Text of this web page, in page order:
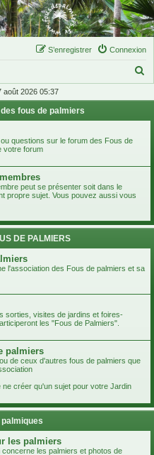
Connexion
S’enregistrer
h
r
août 2026 05:37
fous de palmiers
questions sur le forum des Fous de
votre forum
peut se présenter soit dans le
propre sujet. Vous pouvez aussi vous
DE PALMIERS
l'association des Fous de palmiers et sa
sorties, visites de jardins et foires-
les "Fous de Palmiers".
palmiers
de ceux d'autres fous de palmiers que
ne créer qu'un sujet pour votre Jardin
les palmiers
les palmiers et photos de